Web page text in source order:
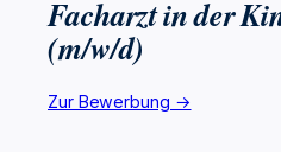
Facharzt in der
(m/w/d)
Zur Bewerbung →